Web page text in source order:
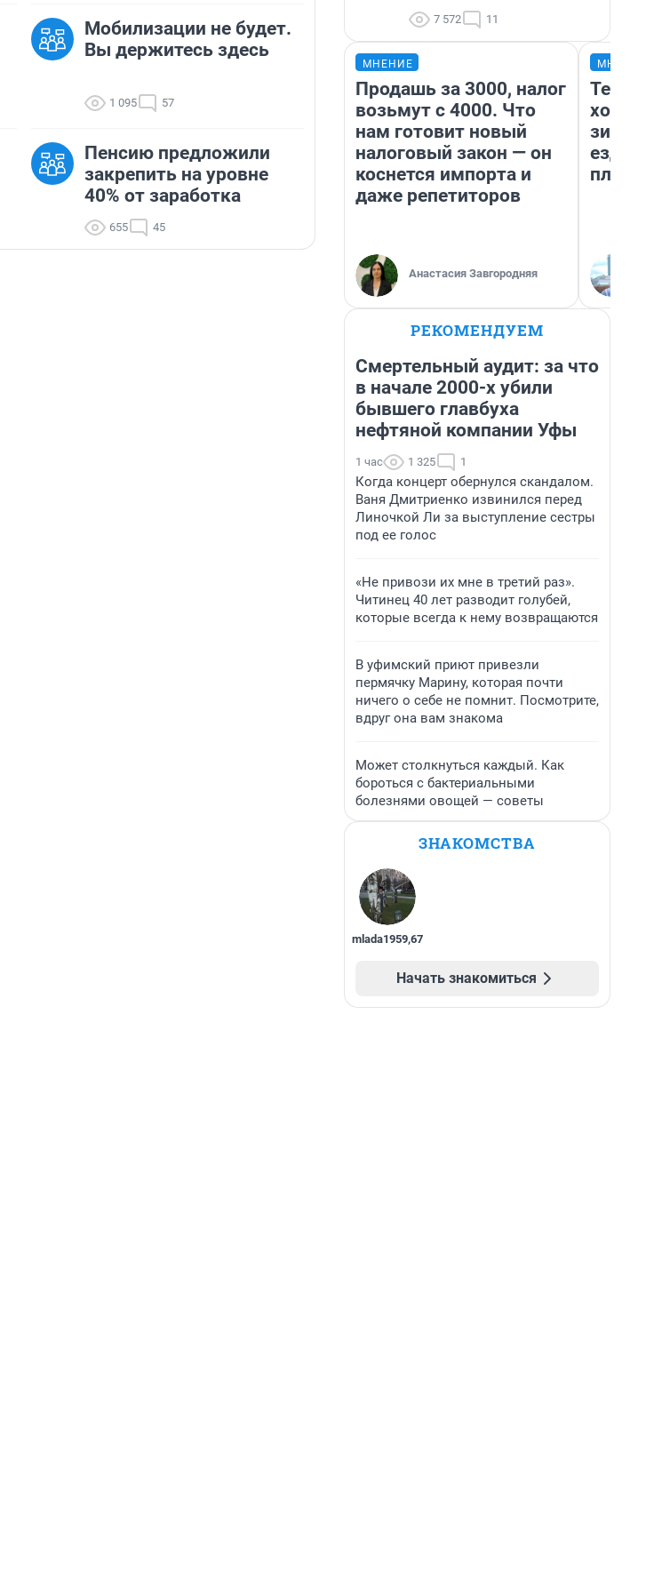
Мобилизации не будет.
Вы держитесь здесь
1 095 57
Пенсию предложили
закрепить на уровне
40% от заработка
655 45
7 572 11
МНЕНИЕ
Продашь за 3000, налог
возьмут с 4000. Что
нам готовит новый
налоговый закон — он
коснется импорта и
даже репетиторов
Анастасия Завгородняя
ездит
РЕКОМЕНДУЕМ
Смертельный аудит: за что
в начале 2000-х убили
бывшего главбуха
нефтяной компании Уфы
1 час 1 325 1
Когда концерт обернулся скандалом.
Ваня Дмитриенко извинился перед
Линочкой Ли за выступление сестры
под ее голос
«Не привози их мне в третий раз».
Читинец 40 лет разводит голубей,
которые всегда к нему возвращаются
В уфимский приют привезли
пермячку Марину, которая почти
ничего о себе не помнит. Посмотрите,
вдруг она вам знакома
Может столкнуться каждый. Как
бороться с бактериальными
болезнями овощей — советы
ЗНАКОМСТВА
mlada1959,67
Начать знакомиться